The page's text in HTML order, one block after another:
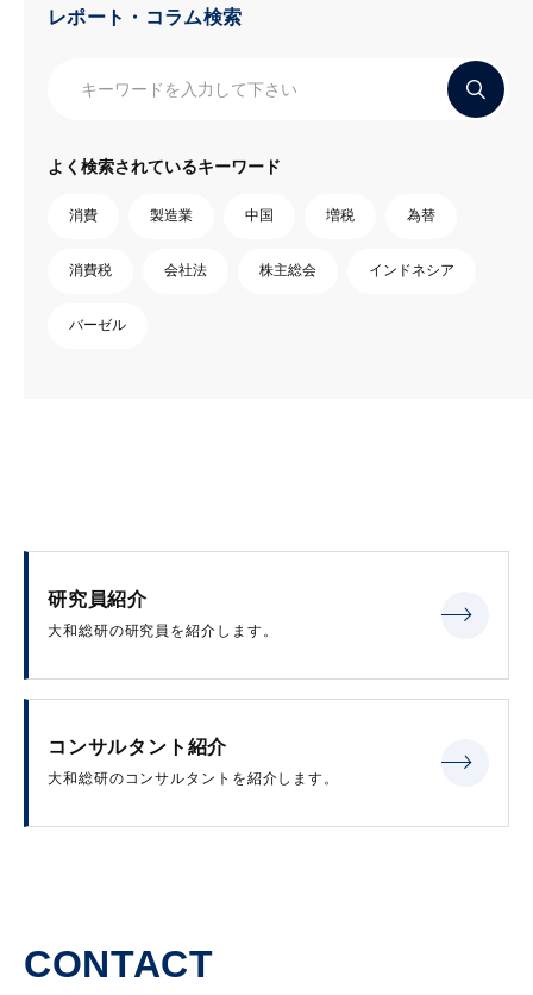
レポート・コラム検索
よく検索されているキーワード
消費 製造業 中国 増税 為替
消費税 会社法 株主総会 インドネシア
バーゼル
研究員紹介
大和総研の研究員を紹介します。
コンサルタント紹介
大和総研のコンサルタントを紹介します。
CONTACT